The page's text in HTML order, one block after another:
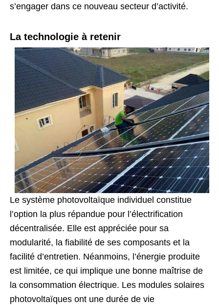
s’engager dans ce nouveau secteur d’activité.
La technologie à retenir
Le système photovoltaïque individuel constitue
l’option la plus répandue pour l’électrification
décentralisée. Elle est appréciée pour sa
modularité, la fiabilité de ses composants et la
facilité d’entretien. Néanmoins, l’énergie produite
est limitée, ce qui implique une bonne maîtrise de
la consommation électrique. Les modules solaires
photovoltaïques ont une durée de vie